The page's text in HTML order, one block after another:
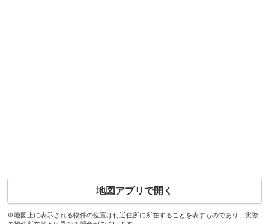
地図アプリで開く
※地図上に表示される物件の位置は付近住所に所在することを表すものであり、実際